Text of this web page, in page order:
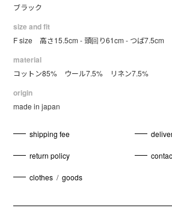
ブラック
size and fit
F size 高さ15.5cm - 頭回り61cm - つば7.5cm
material
コットン85% ウール7.5% リネン7.5%
origin
made in japan
shipping fee
return policy
clothes / goods